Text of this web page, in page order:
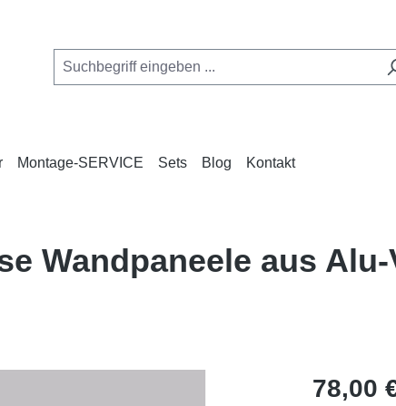
Montage-SERVICE Sets Blog Kontakt
Wandpaneele aus
Regulärer
78,00